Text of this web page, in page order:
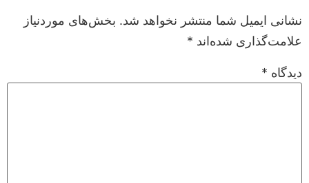
نشانی ایمیل شما منتشر نخواهد شد. بخش‌های موردنیاز
علامت‌گذاری شده‌اند *
دیدگاه *